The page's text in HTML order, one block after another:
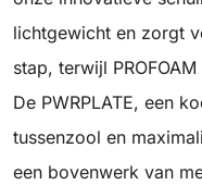
lichtgewicht en zorgt
stap, terwijl
De PWRPLATE, een
tussenzool en
een bovenwerk van